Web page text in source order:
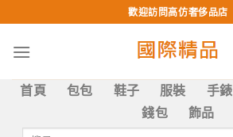
to
content
歡迎訪問高仿奢侈品店
首頁 包包 鞋子 服裝 手錶
錢包
飾品